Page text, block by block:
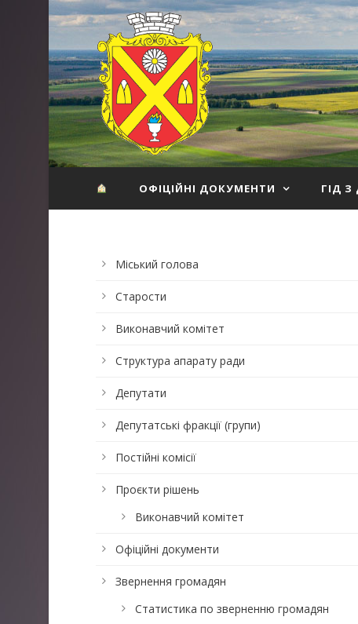
ОФІЦІЙНІ ДОКУМЕНТИ ГІД
Міський голова
Старости
Виконавчий комітет
Структура апарату ради
Депутати
Депутатські фракції (групи)
Постійні комісії
Проєкти рішень
Виконавчий комітет
Офіційні документи
Звернення громадян
Статистика по зверненню громадян